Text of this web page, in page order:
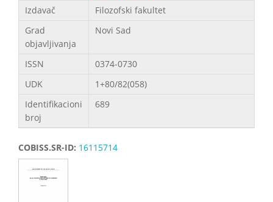
Izdavač
Filozofski fakultet
Grad
objavljivanja
Novi Sad
ISSN
0374-0730
UDK
1+80/82(058)
Identifikacioni
broj
689
COBISS.SR-ID: 16115714